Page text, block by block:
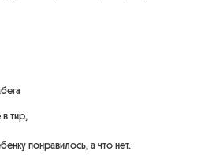
в тир,
понравилось, а что нет.